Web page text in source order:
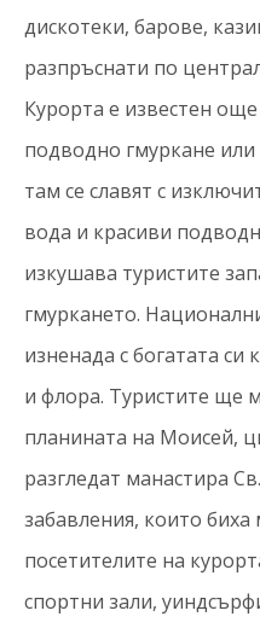
дискотеки, барове,
разпръснати по
Курорта е известен още
подводно гмуркане
там се славят с
вода и красиви
изкушава туристите
гмуркането.
изненада с богатата си
и флора. Туристите ще
планината на Моисей,
разгледат манастира
забавления, които
посетителите на
спортни зали,